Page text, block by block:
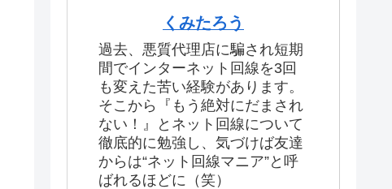
くみたろう
過去、悪質代理店に騙され短期
間でインターネット回線を3回
も変えた苦い経験があります。
そこから『もう絶対にだまされ
ない！』とネット回線について
徹底的に勉強し、気づけば友達
からは“ネット回線マニア”と呼
ばれるほどに（笑）